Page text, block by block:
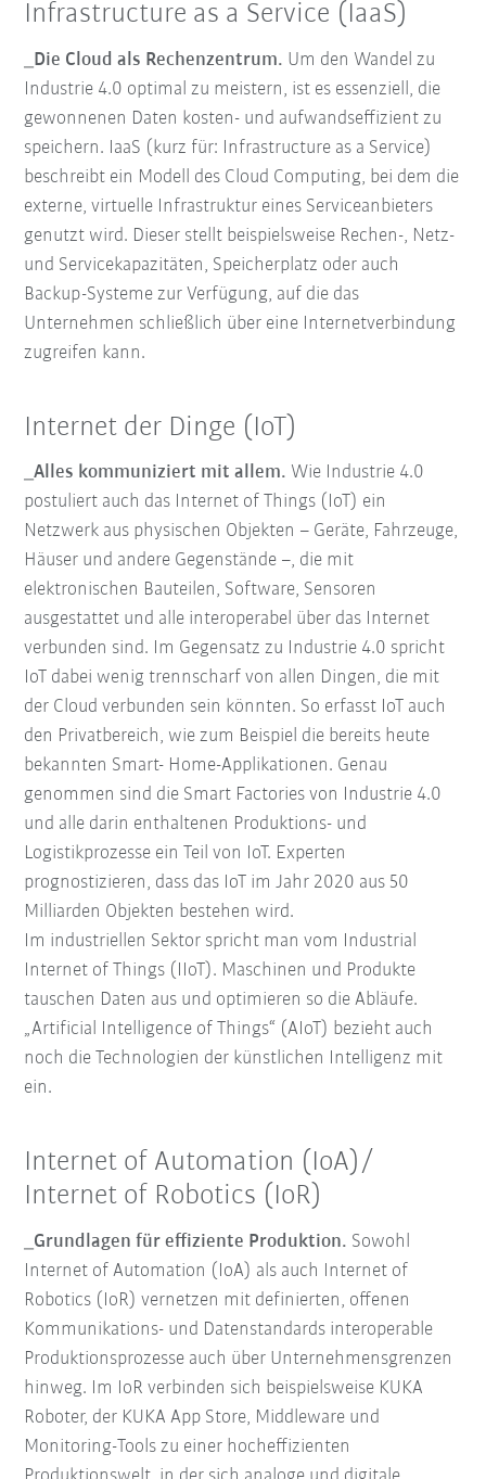
Infrastructure as a Service (IaaS)
_Die Cloud als Rechenzentrum. Um den Wandel zu
Industrie 4.0 optimal zu meistern, ist es essenziell, die
gewonnenen Daten kosten- und aufwandseffizient zu
speichern. IaaS (kurz für: Infrastructure as a Service)
beschreibt ein Modell des Cloud Computing, bei dem die
externe, virtuelle Infrastruktur eines Serviceanbieters
genutzt wird. Dieser stellt beispielsweise Rechen-, Netz-
und Servicekapazitäten, Speicherplatz oder auch
Backup-Systeme zur Verfügung, auf die das
Unternehmen schließlich über eine Internetverbindung
zugreifen kann.
Internet der Dinge (IoT)
_Alles kommuniziert mit allem. Wie Industrie 4.0
postuliert auch das Internet of Things (IoT) ein
Netzwerk aus physischen Objekten – Geräte, Fahrzeuge,
Häuser und andere Gegenstände –, die mit
elektronischen Bauteilen, Software, Sensoren
ausgestattet und alle interoperabel über das Internet
verbunden sind. Im Gegensatz zu Industrie 4.0 spricht
IoT dabei wenig trennscharf von allen Dingen, die mit
der Cloud verbunden sein könnten. So erfasst IoT auch
den Privatbereich, wie zum Beispiel die bereits heute
bekannten Smart- Home-Applikationen. Genau
genommen sind die Smart Factories von Industrie 4.0
und alle darin enthaltenen Produktions- und
Logistikprozesse ein Teil von IoT. Experten
prognostizieren, dass das IoT im Jahr 2020 aus 50
Milliarden Objekten bestehen wird.
Im industriellen Sektor spricht man vom Industrial
Internet of Things (IIoT). Maschinen und Produkte
tauschen Daten aus und optimieren so die Abläufe.
„Artificial Intelligence of Things“ (AIoT) bezieht auch
noch die Technologien der künstlichen Intelligenz mit
ein.
Internet of Automation (IoA)/
Internet of Robotics (IoR)
_Grundlagen für effiziente Produktion. Sowohl
Internet of Automation (IoA) als auch Internet of
Robotics (IoR) vernetzen mit definierten, offenen
Kommunikations- und Datenstandards interoperable
Produktionsprozesse auch über Unternehmensgrenzen
hinweg. Im IoR verbinden sich beispielsweise KUKA
Roboter, der KUKA App Store, Middleware und
Monitoring-Tools zu einer hocheffizienten